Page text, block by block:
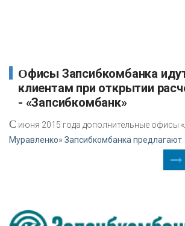
Офисы Запсибкомбанка идут навстречу
клиентам при открытии
- «Запсибкомбанк»
С июня 2015 года дополнительные офисы
Муравленко» Запсибкомбанка предлагают